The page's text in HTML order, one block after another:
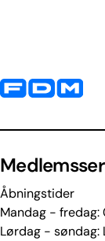
Yderligere
Åbningstider
Mandag -
Lørdag - søndag: